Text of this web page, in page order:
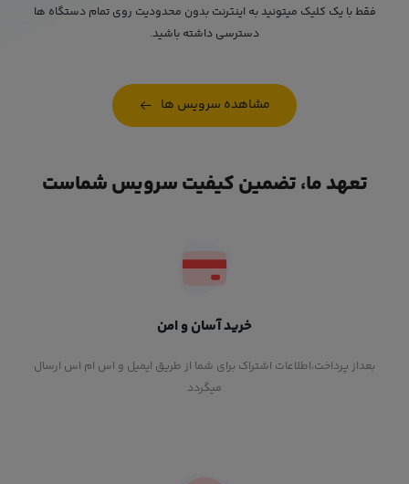
فقط با یک کلیک میتونید به اینترنت بدون محدودیت روی تمام دستگاه ها
دسترسی داشته باشید.
مشاهده سرویس ها
تعهد ما، تضمین کیفیت سرویس شماست
خرید آسان و امن
بعداز پرداخت،اطلاعات اشتراک برای شما از طریق ایمیل و اس ام اس ارسال
میگردد